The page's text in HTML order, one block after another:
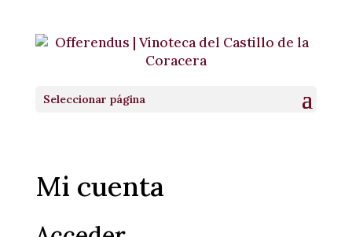
Seleccionar página
Mi cuenta